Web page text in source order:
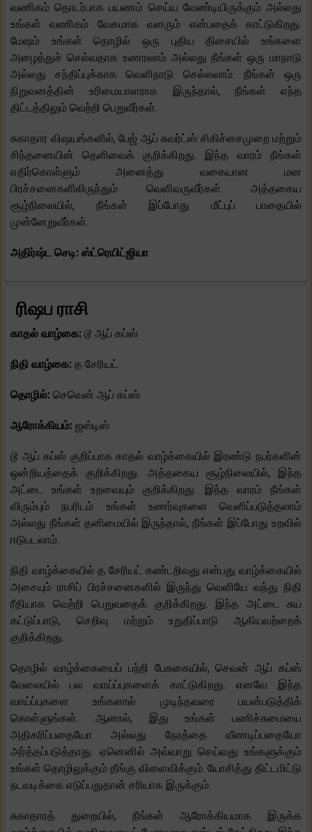
வணிகம் தொடர்பாக பயணம் செய்ய வேண்டியிருக்கும் அல்லது
உங்கள் வணிகம் வேகமாக வளரும் என்பதைக் காட்டுகிறது.
மேஷம் உங்கள் தொழில் ஒரு புதிய திசையில் உங்களை
அழைத்துச் செல்வதாக உணரலாம் அல்லது நீங்கள் ஒரு மாநாடு
அல்லது சந்திப்புக்காக வெளிநாடு செல்லலாம். நீங்கள் ஒரு
நிறுவனத்தின் உரிமையாளராக இருந்தால், நீங்கள் எந்த
திட்டத்திலும் வெற்றி பெறுவீர்கள்.
சுகாதார விஷயங்களில், பேஜ் ஆப் சுவர்ட்ஸ் சிகிச்சைமுறை மற்றும்
சிந்தனையின் தெளிவைக் குறிக்கிறது. இந்த வாரம் நீங்கள்
எதிர்கொள்ளும் அனைத்து வகையான மன
பிரச்சனைகளிலிருந்தும் வெளிவருவீர்கள். அத்தகைய
சூழ்நிலையில், நீங்கள் இப்போது மீட்புப் பாதையில்
முன்னேறுவீர்கள்.
அதிர்ஷ்ட செடி: ஸ்ட்ரெயிட்ஜியா
ரிஷப ராசி
காதல் வாழ்கை: டூ ஆப் கப்ஸ்
நிதி வாழ்கை: த சேரியட்
தொழில்: செவென் ஆப் கப்ஸ்
ஆரோக்கியம்: ஜஸ்டிஸ்
டூ ஆப் கப்ஸ் குறிப்பாக காதல் வாழ்க்கையில் இரண்டு நபர்களின்
ஒன்றியத்தைக் குறிக்கிறது. அத்தகைய சூழ்நிலையில், இந்த
அட்டை உங்கள் உறவையும் குறிக்கிறது. இந்த வாரம் நீங்கள்
விரும்பும் நபரிடம் உங்கள் உணர்வுகளை வெளிப்படுத்தலாம்
அல்லது நீங்கள் தனிமையில் இருந்தால், நீங்கள் இப்போது உறவில்
ஈடுபடலாம்.
நிதி வாழ்க்கையில் த சேரியட் கண்டறிவது என்பது வாழ்க்கையில்
அசையும் ராசிப் பிரச்சனைகளில் இருந்து வெளியே வந்து நிதி
ரீதியாக வெற்றி பெறுவதைக் குறிக்கிறது. இந்த அட்டை சுய
கட்டுப்பாடு, செறிவு மற்றும் உறுதிப்பாடு ஆகியவற்றைக்
குறிக்கிறது.
தொழில் வாழ்க்கையைப் பற்றி பேசுகையில், செவன் ஆப் கப்ஸ்
வேலையில் பல வாய்ப்புகளைக் காட்டுகிறது. எனவே இந்த
வாய்ப்புகளை உங்களால் முடிந்தவரை பயன்படுத்திக்
கொள்ளுங்கள். ஆனால், இது உங்கள் பணிச்சுமையை
அதிகரிப்பதையோ அல்லது நேரத்தை வீணடிப்பதையோ
அர்த்தப்படுத்தாது. ஏனெனில் அவ்வாறு செய்வது உங்களுக்கும்
உங்கள் தொழிலுக்கும் தீங்கு விளைவிக்கும். யோசித்து திட்டமிட்டு
நடவடிக்கை எடுப்பதுதான் சரியாக இருக்கும்.
சுகாதாரத் துறையில், நீங்கள் ஆரோக்கியமாக இருக்க